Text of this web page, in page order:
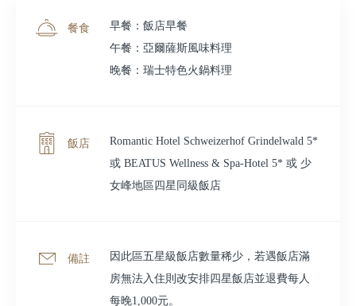
餐食
早餐：飯店早餐
午餐：亞爾薩斯風味料理
晚餐：瑞士特色火鍋料理
飯店
Romantic Hotel Schweizerhof Grindelwald 5*
或 BEATUS Wellness & Spa-Hotel 5* 或 少
女峰地區四星同級飯店
備註
因此區五星級飯店數量稀少，若遇飯店滿
房無法入住則改安排四星飯店並退費每人
每晚1,000元。